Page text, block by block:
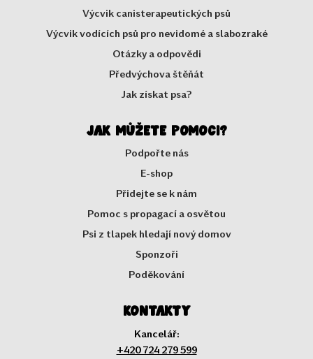
Výcvik canisterapeutických psů
Výcvik vodících psů pro nevidomé a slabozraké
Otázky a odpovědi
Předvýchova štěňát
Jak získat psa?
Jak můžete pomoci?
Podpořte nás
E-shop
Přidejte se k nám
Pomoc s propagací a osvětou
Psi z tlapek hledají nový domov
Sponzoři
Poděkování
Kontakty
Kancelář:
+420 724 279 599